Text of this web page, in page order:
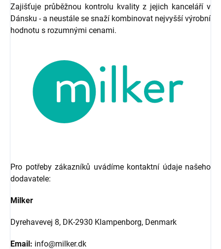
Zajišťuje průběžnou kontrolu kvality z jejich kanceláří v
Dánsku - a neustále se snaží kombinovat nejvyšší výrobní
hodnotu s rozumnými cenami.
Pro potřeby zákazníků uvádíme kontaktní údaje našeho
dodavatele:
Milker
Dyrehavevej 8, DK-2930 Klampenborg, Denmark
Email: info@milker.dk